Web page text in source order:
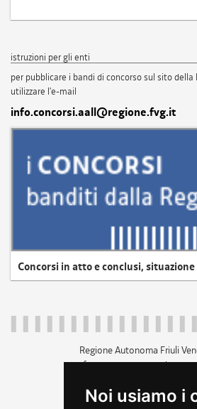
Noi usiamo i
istruzioni per gli enti
per pubblicare i bandi di concorso sul sito
utilizzare l'e-mail
info.concorsi.aall@regione.fvg.it
Concorsi in atto e conclusi,
Regione Autonoma Friuli
c.f. 80014930327; p.iva
+39 040 3771111